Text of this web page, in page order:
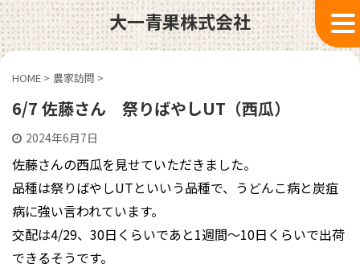
大一青果株式会社
HOME > 農家訪問 >
6/7 佐藤さん 祭りばやしUT（西瓜）
2024年6月7日
佐藤さんの西瓜を見せていただきました。
品種は祭りばやしUTといいう品種で、うどんこ病と炭疽
病に強い言われています。
交配は4/29、30日くらいであと1週間〜10日くらいで出荷
できるそうです。